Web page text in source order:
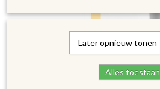
Later opnieuw tonen
Alles toestaan